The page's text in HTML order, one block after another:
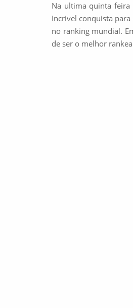
Na ultima quinta feira
Incrivel conquista
no ranking mundial.
de ser o melhor